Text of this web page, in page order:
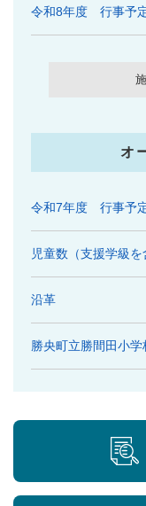
令和8年度 行事予
オ
令和7年度 行事予
児童数（支援学級を
沿革
勝央町立勝間田小学